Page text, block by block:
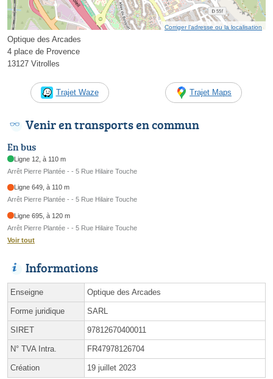
Corriger l’adresse ou la localisation
Optique des Arcades
4 place de Provence
13127 Vitrolles
Trajet Waze Trajet Maps
Venir en transports en commun
En bus
Ligne 12, à 110 m
Arrêt Pierre Plantée - - 5 Rue Hilaire Touche
Ligne 649, à 110 m
Arrêt Pierre Plantée - - 5 Rue Hilaire Touche
Ligne 695, à 120 m
Arrêt Pierre Plantée - - 5 Rue Hilaire Touche
Voir tout
Informations
Enseigne Optique des Arcades
Forme juridique SARL
SIRET 97812670400011
N° TVA Intra. FR47978126704
Création 19 juillet 2023